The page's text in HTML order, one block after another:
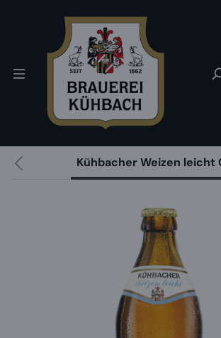
Zum Hauptinhalt springen
Kühbacher Weizen leicht